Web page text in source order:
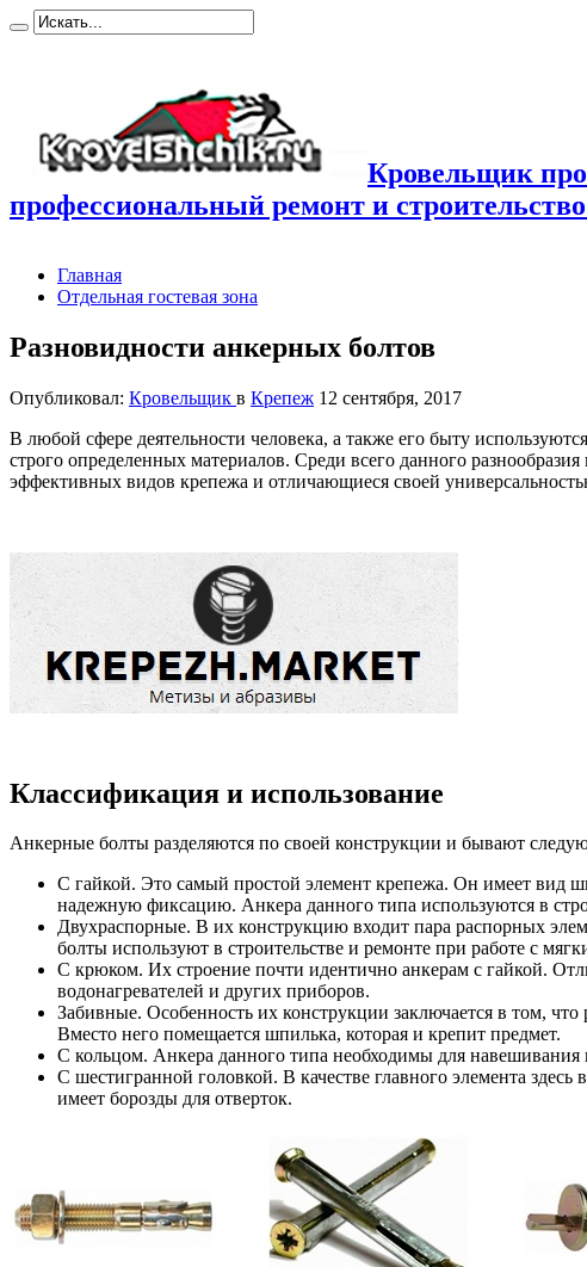
Кровельщик
профессиональный ремонт и
Главная
Отдельная гостевая зона
Разновидности анкерных болтов
Опубликовал: Кровельщик в Крепеж 12 сентября, 2017
В любой сфере деятельности человека, а также его быту
строго определенных материалов. Среди всего данного
эффективных видов крепежа и отличающиеся своей
Классификация и использование
Анкерные болты разделяются по своей конструкции и бывают
С гайкой. Это самый простой элемент крепежа. Он имеет вид
надежную фиксацию. Анкера данного типа используются в
Двухраспорные. В их конструкцию входит пара распорных
болты используют в строительстве и ремонте при работе с
С крюком. Их строение почти идентично анкерам с гайкой.
водонагревателей и других приборов.
Забивные. Особенность их конструкции заключается в том,
Вместо него помещается шпилька, которая и крепит предмет.
С кольцом. Анкера данного типа необходимы для
С шестигранной головкой. В качестве главного элемента
имеет борозды для отверток.